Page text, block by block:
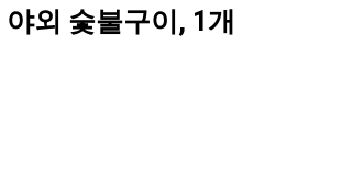
외 숯불구이, 1개